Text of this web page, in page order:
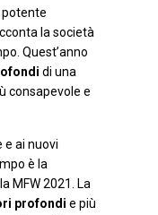
potente
la società
Quest’anno
di una
consapevole e
e ai nuovi
è la
MFW 2021. La
profondi e più